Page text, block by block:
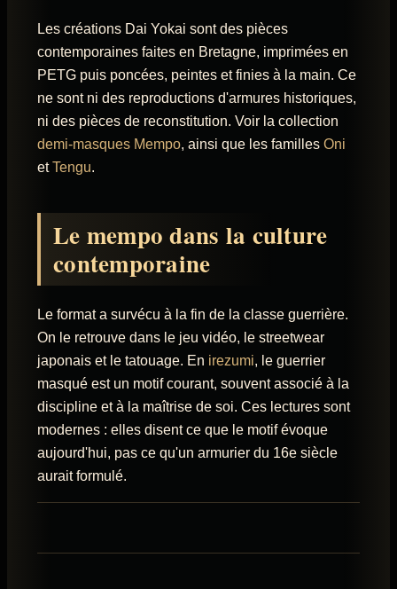
Les créations Dai Yokai sont des pièces
contemporaines faites en Bretagne, imprimées en
PETG puis poncées, peintes et finies à la main. Ce
ne sont ni des reproductions d'armures historiques,
ni des pièces de reconstitution. Voir la collection
demi-masques Mempo, ainsi que les familles Oni
etTengu.
Le mempo dans la culture
contemporaine
Le format a survécu à la fin de la classe guerrière.
On le retrouve dans le jeu vidéo, le streetwear
japonais et le tatouage. En irezumi, le guerrier
masqué est un motif courant, souvent associé à la
discipline et à la maîtrise de soi. Ces lectures sont
modernes : elles disent ce que le motif évoque
aujourd'hui, pas ce qu'un armurier du 16e siècle
aurait formulé.